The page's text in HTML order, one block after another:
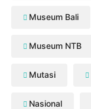
Museum Bali
Museum NTB
Mutasi
Nasional